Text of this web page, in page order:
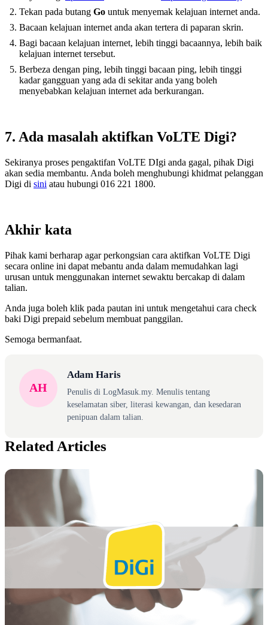
Tekan pada butang Go untuk menyemak kelajuan internet anda.
Bacaan kelajuan internet anda akan tertera di paparan skrin.
Bagi bacaan kelajuan internet, lebih tinggi bacaannya, lebih baik
kelajuan internet tersebut.
Berbeza dengan ping, lebih tinggi bacaan ping, lebih tinggi
kadar gangguan yang ada di sekitar anda yang boleh
menyebabkan kelajuan internet ada berkurangan.
7. Ada masalah aktifkan VoLTE Digi?
Sekiranya proses pengaktifan VoLTE DIgi anda gagal, pihak Digi
akan sedia membantu. Anda boleh menghubungi khidmat pelanggan
Digi di sini atau hubungi 016 221 1800.
Akhir kata
Pihak kami berharap agar perkongsian cara aktifkan VoLTE Digi
secara online ini dapat mebantu anda dalam memudahkan lagi
urusan untuk menggunakan internet sewaktu bercakap di dalam
talian.
Anda juga boleh klik pada pautan ini untuk mengetahui cara check
baki Digi prepaid sebelum membuat panggilan.
Semoga bermanfaat.
AH
Adam Haris
Penulis di LogMasuk.my. Menulis tentang
keselamatan siber, literasi kewangan, dan kesedaran
penipuan dalam talian.
Related Articles